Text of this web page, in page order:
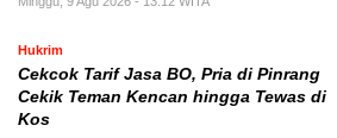
Hukrim
Cekcok Tarif Jasa BO, Pria di Pinrang
Cekik Teman Kencan hingga Tewas di
Kos